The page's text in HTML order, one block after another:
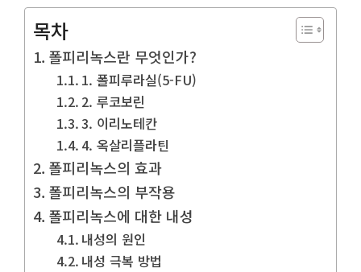
목차
폴피리녹스란 무엇인가?
1. 폴피루라실(5-FU)
2. 루코보린
3. 이리노테칸
4. 옥살리플라틴
폴피리녹스의 효과
폴피리녹스의 부작용
폴피리녹스에 대한 내성
내성의 원인
내성 극복 방법